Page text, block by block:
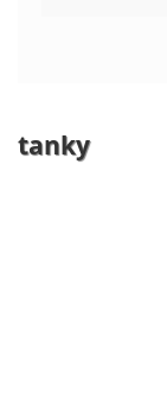
tanky